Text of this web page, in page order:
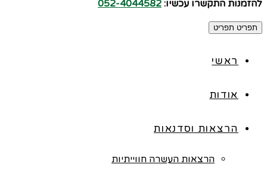
להזמנות התקשרו עכשיו: 052-4044582
תפריט תפריט
ראשי
אודות
הרצאות וסדנאות
הרצאות העשרה חווייתיות